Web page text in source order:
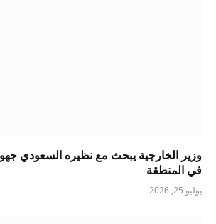
وزير الخارجية يبحث مع نظيره السعودي
في المنطقة
يوليو 25, 2026